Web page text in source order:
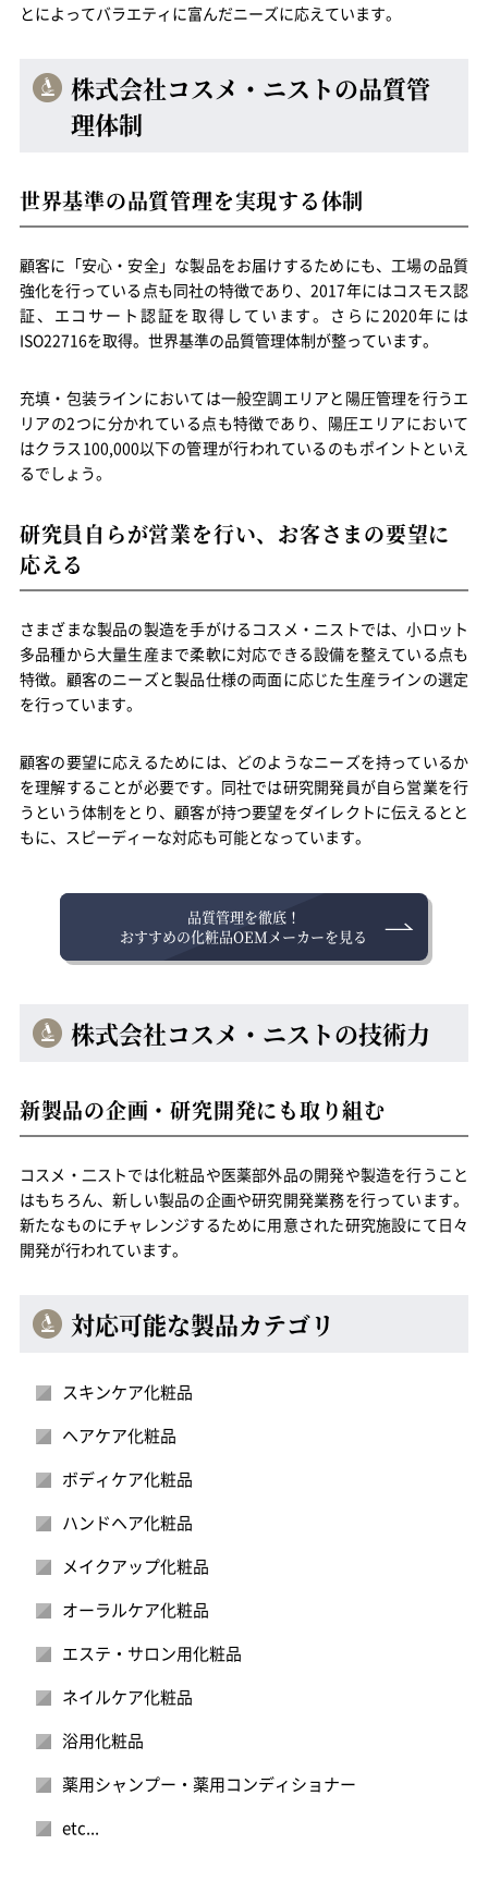
とによってバラエティに富んだニーズに応えています。
株式会社コスメ・ニストの品質管
理体制
世界基準の品質管理を実現する体制
顧客に「安心・安全」な製品をお届けするためにも、工場の品質
強化を行っている点も同社の特徴であり、2017年にはコスモス認
証、エコサート認証を取得しています。さらに2020年には
ISO22716を取得。世界基準の品質管理体制が整っています。
充填・包装ラインにおいては一般空調エリアと陽圧管理を行うエ
リアの2つに分かれている点も特徴であり、陽圧エリアにおいて
はクラス100,000以下の管理が行われているのもポイントといえ
るでしょう。
研究員自らが営業を行い、お客さまの要望に
応える
さまざまな製品の製造を手がけるコスメ・ニストでは、小ロット
多品種から大量生産まで柔軟に対応できる設備を整えている点も
特徴。顧客のニーズと製品仕様の両面に応じた生産ラインの選定
を行っています。
顧客の要望に応えるためには、どのようなニーズを持っているか
を理解することが必要です。同社では研究開発員が自ら営業を行
うという体制をとり、顧客が持つ要望をダイレクトに伝えるとと
もに、スピーディーな対応も可能となっています。
品質管理を徹底！
おすすめの化粧品OEMメーカーを見る
株式会社コスメ・ニストの技術力
新製品の企画・研究開発にも取り組む
コスメ・二ストでは化粧品や医薬部外品の開発や製造を行うこと
はもちろん、新しい製品の企画や研究開発業務を行っています。
新たなものにチャレンジするために用意された研究施設にて日々
開発が行われています。
対応可能な製品カテゴリ
スキンケア化粧品
ヘアケア化粧品
ボディケア化粧品
ハンドヘア化粧品
メイクアップ化粧品
オーラルケア化粧品
エステ・サロン用化粧品
ネイルケア化粧品
浴用化粧品
薬用シャンプー・薬用コンディショナー
etc...